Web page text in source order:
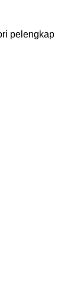
pelengkap